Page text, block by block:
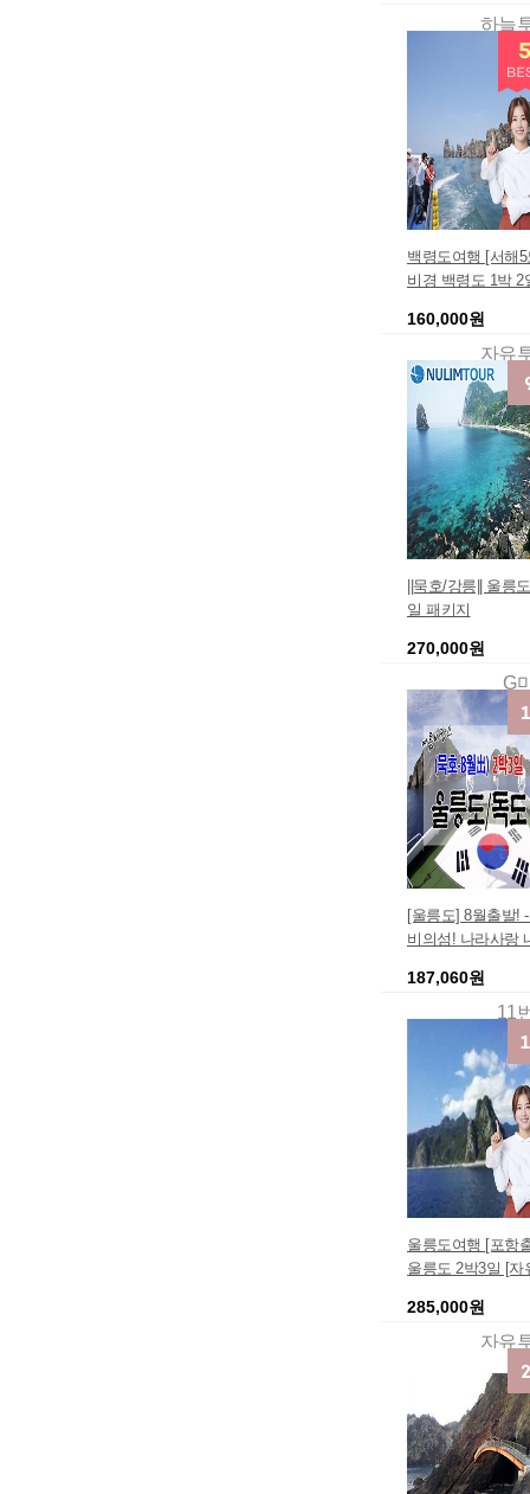
하늘
백령도여행 [서해
비경 백령도 1박 2
도시 히트상품 실
안내 이달의상품
지투어 / 부모효도
160,000원
자유
||묵호/강릉|| 울릉
일 패키지
270,000원
G
[울릉도] 8월출발!
비의섬! 나라사랑
187,060원
11
울릉도여행 [포항
울릉도 2박3일 [자
추천 맛집탐방 [저
할인 커플여행지
처리특가 인기여
285,000원
자유